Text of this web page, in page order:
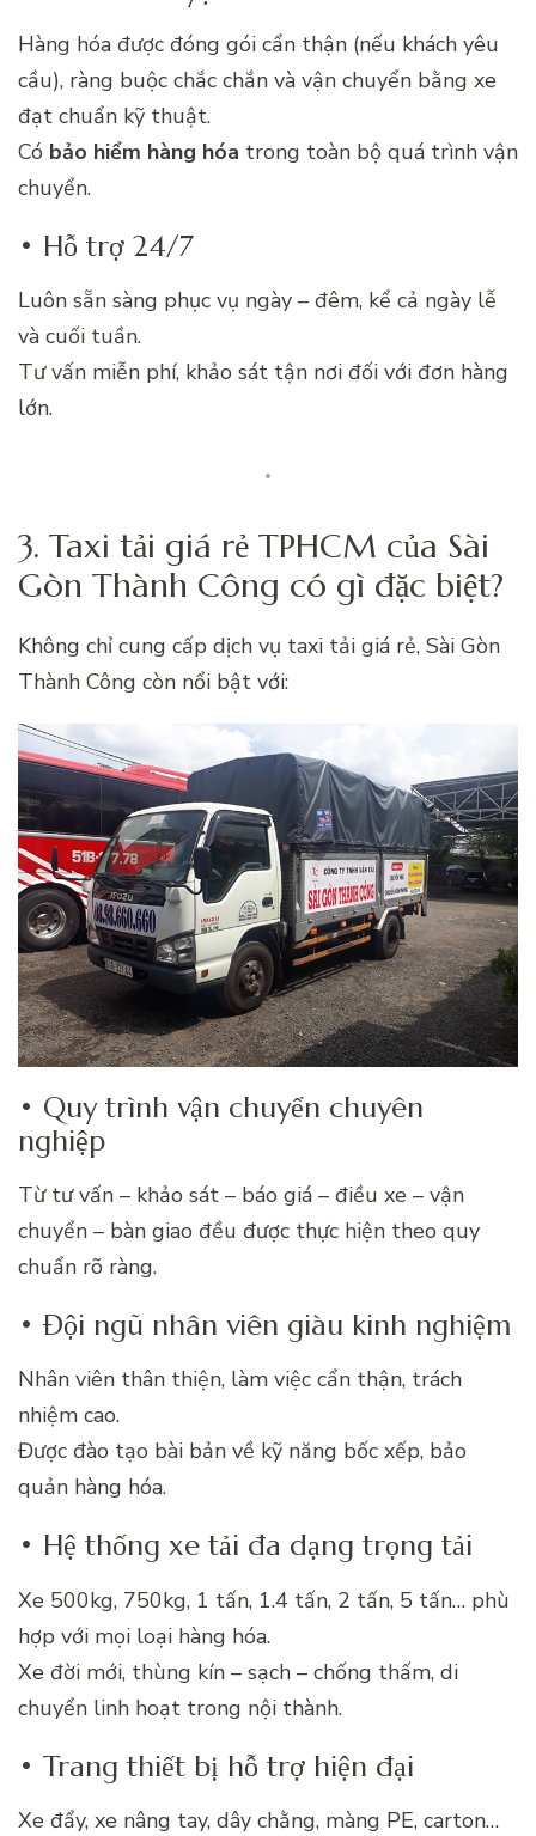
Hàng hóa được đóng gói cẩn thận (nếu khách yêu
cầu), ràng buộc chắc chắn và vận chuyển bằng xe
đạt chuẩn kỹ thuật.
Có bảo hiểm hàng hóa trong toàn bộ quá trình vận
chuyển.
• Hỗ trợ 24/7
Luôn sẵn sàng phục vụ ngày – đêm, kể cả ngày lễ
và cuối tuần.
Tư vấn miễn phí, khảo sát tận nơi đối với đơn hàng
lớn.
3. Taxi tải giá rẻ TPHCM của Sài
Gòn Thành Công có gì đặc biệt?
Không chỉ cung cấp dịch vụ taxi tải giá rẻ, Sài Gòn
Thành Công còn nổi bật với:
• Quy trình vận chuyển chuyên
nghiệp
Từ tư vấn – khảo sát – báo giá – điều xe – vận
chuyển – bàn giao đều được thực hiện theo quy
chuẩn rõ ràng.
• Đội ngũ nhân viên giàu kinh nghiệm
Nhân viên thân thiện, làm việc cẩn thận, trách
nhiệm cao.
Được đào tạo bài bản về kỹ năng bốc xếp, bảo
quản hàng hóa.
• Hệ thống xe tải đa dạng trọng tải
Xe 500kg, 750kg, 1 tấn, 1.4 tấn, 2 tấn, 5 tấn… phù
hợp với mọi loại hàng hóa.
Xe đời mới, thùng kín – sạch – chống thấm, di
chuyển linh hoạt trong nội thành.
• Trang thiết bị hỗ trợ hiện đại
Xe đẩy, xe nâng tay, dây chằng, màng PE, carton…